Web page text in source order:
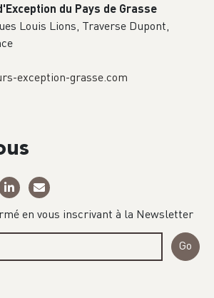
du Pays de Grasse
Louis Lions, Traverse Dupont,
exception-grasse.com
en vous inscrivant à la Newsletter